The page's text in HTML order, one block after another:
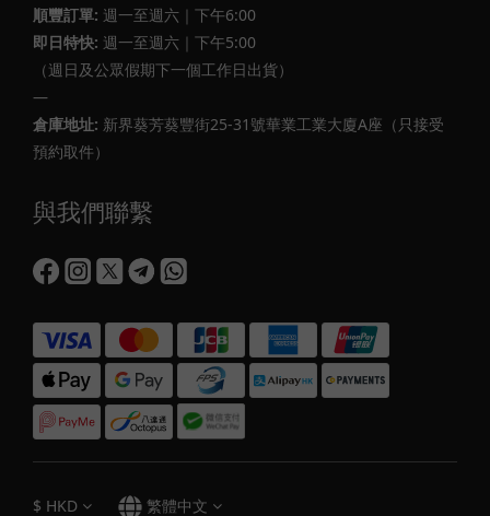
順豐訂單: 週一至週六｜下午6:00
即日特快: 週一至週六｜下午5:00
（週日及公眾假期下一個工作日出貨）
—
倉庫地址: 新界葵芳葵豐街25-31號華業工業大廈A座（只接受
預約取件）
與我們聯繫
$ HKD 繁體中文